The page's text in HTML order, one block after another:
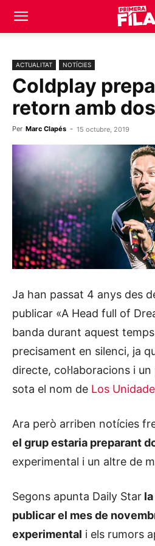
ACTUALITAT NOTÍCIES
Coldplay
retorn amb
Per Marc Clapés - 15 octubre, 2019
Ja han passat 4 anys des
publicar «A Head full of
banda durant aquest
precisament en silenci, ja
directe, col·laboracions i un
sota el nom de Los
Ara però arriben notícies
el grup estaria preparant
experimental i un altre de
Segons apunta Daily Star
publicar el mes de
experimental i els rumors